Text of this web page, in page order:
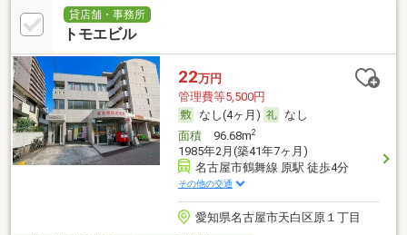
貸店舗・事務所
トモエビル
22万円
管理費等5,500円
なし(4ヶ月)
なし
面積96.68m2
1985年2月(築41年7ヶ月)
名古屋市鶴舞線 原駅 徒歩4分
その他の交通
愛知県名古屋市天白区原１丁目